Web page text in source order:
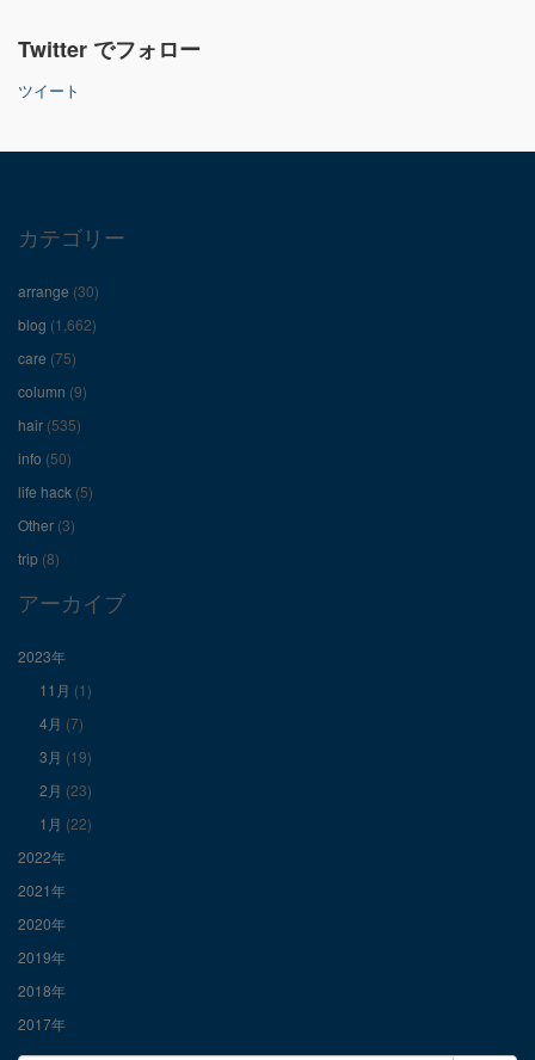
ん
ロ
フ
ィ
ー
ル
を
Facebook
で
示
ん
Twitter でフォロー
ツイート
カテゴリー
arrange (30)
blog (1,662)
care (75)
column (9)
hair (535)
info (50)
life hack (5)
Other (3)
trip (8)
アーカイブ
2023年
11月 (1)
4月 (7)
3月 (19)
2月 (23)
1月 (22)
2022年
2021年
2020年
2019年
2018年
2017年